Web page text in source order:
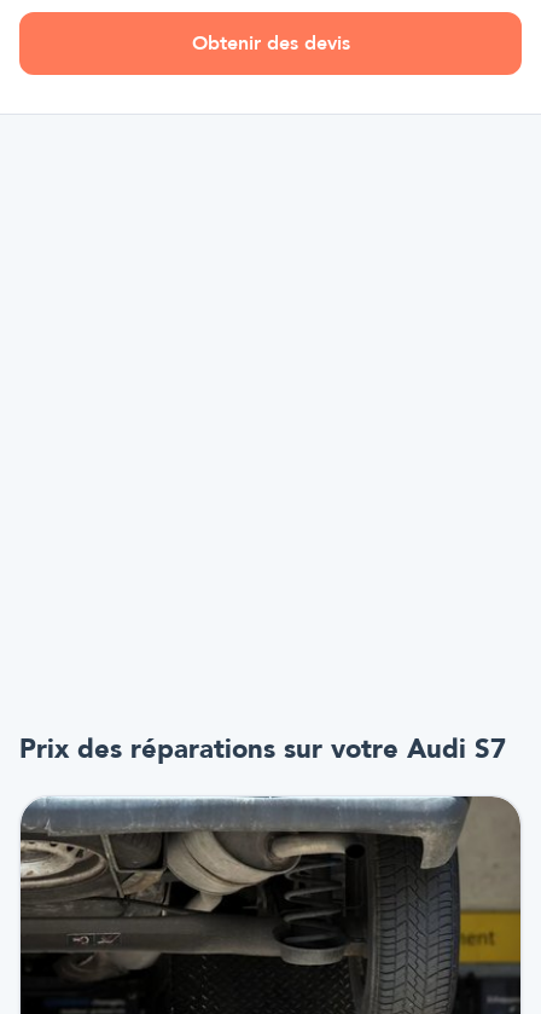
Obtenir des devis
Prix des réparations sur votre Audi S7